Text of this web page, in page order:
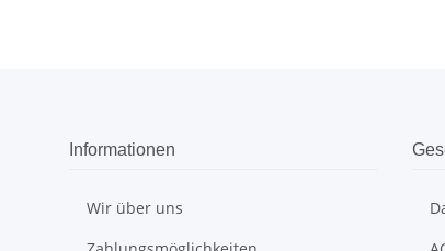
Informationen
Wir über uns